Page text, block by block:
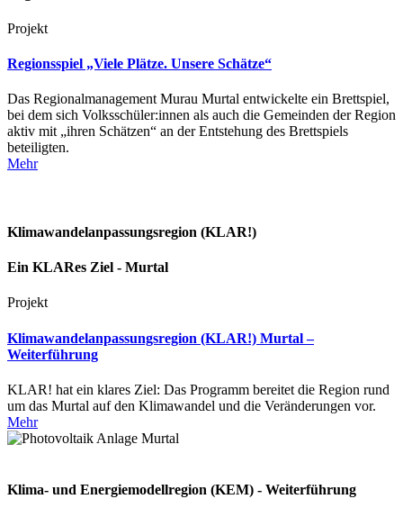
Projekt
Regionsspiel „Viele Plätze. Unsere Schätze“
Das Regionalmanagement Murau Murtal entwickelte ein Brettspiel,
bei dem sich Volksschüler:innen als auch die Gemeinden der Region
aktiv mit „ihren Schätzen“ an der Entstehung des Brettspiels
beteiligten.
Mehr
Klimawandelanpassungsregion (KLAR!)
Ein KLARes Ziel - Murtal
Projekt
Klimawandelanpassungsregion (KLAR!) Murtal –
Weiterführung
KLAR! hat ein klares Ziel: Das Programm bereitet die Region rund
um das Murtal auf den Klimawandel und die Veränderungen vor.
Mehr
Klima- und Energiemodellregion (KEM) - Weiterführung